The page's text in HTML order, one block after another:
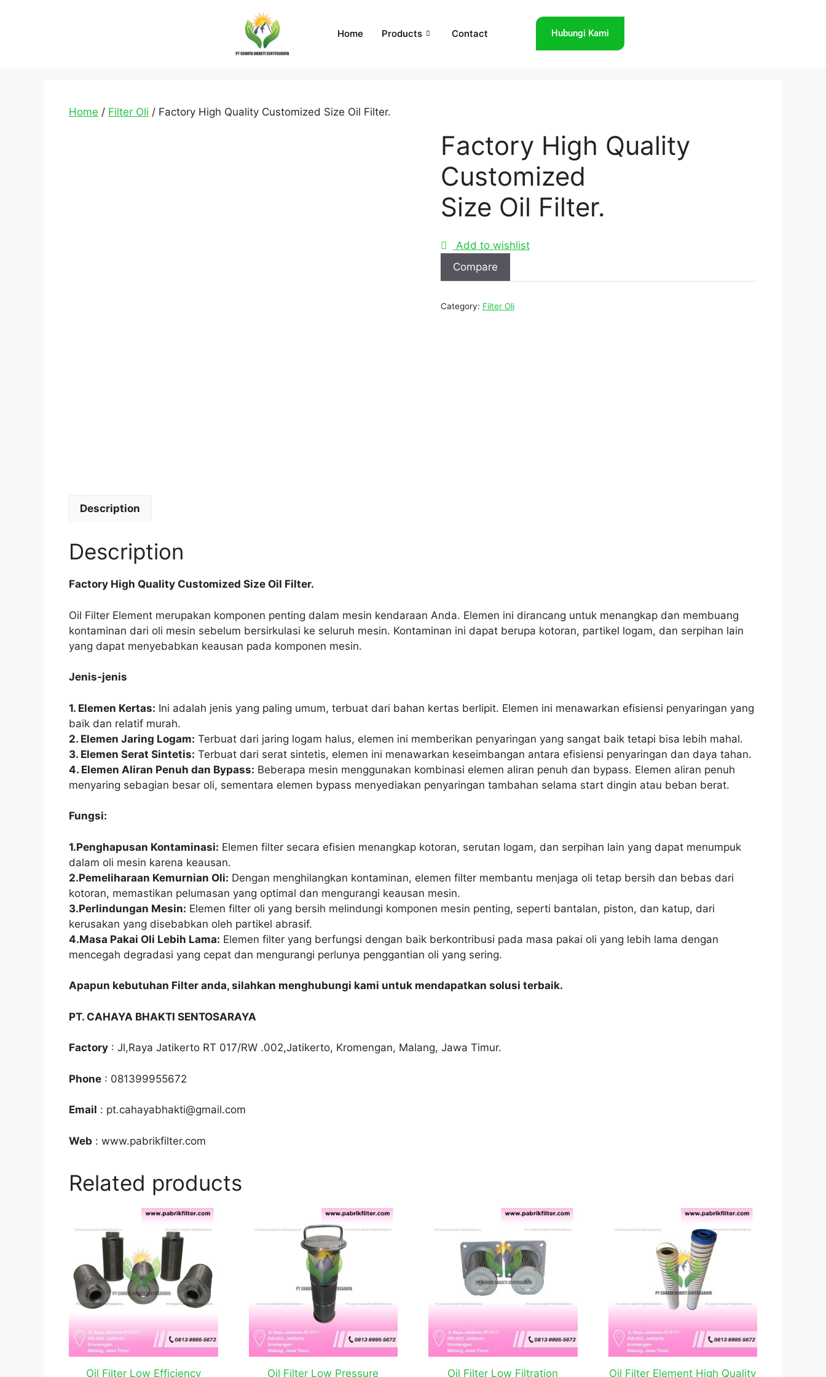
Home Products Contact Hubungi Kami
Home / Filter Oli / Factory High Quality Customized Size Oil Filter.
Factory High Quality
Customized
Size Oil Filter.
Add to wishlist
Compare
Category: Filter Oli
Description
Description
Factory High Quality Customized Size Oil Filter.
Oil Filter Element merupakan komponen penting dalam mesin kendaraan Anda. Elemen ini dirancang untuk menangkap dan membuang
kontaminan dari oli mesin sebelum bersirkulasi ke seluruh mesin. Kontaminan ini dapat berupa kotoran, partikel logam, dan serpihan lain
yang dapat menyebabkan keausan pada komponen mesin.
Jenis-jenis
1. Elemen Kertas: Ini adalah jenis yang paling umum, terbuat dari bahan kertas berlipit. Elemen ini menawarkan efisiensi penyaringan yang
baik dan relatif murah.
2. Elemen Jaring Logam: Terbuat dari jaring logam halus, elemen ini memberikan penyaringan yang sangat baik tetapi bisa lebih mahal.
3. Elemen Serat Sintetis: Terbuat dari serat sintetis, elemen ini menawarkan keseimbangan antara efisiensi penyaringan dan daya tahan.
4. Elemen Aliran Penuh dan Bypass: Beberapa mesin menggunakan kombinasi elemen aliran penuh dan bypass. Elemen aliran penuh
menyaring sebagian besar oli, sementara elemen bypass menyediakan penyaringan tambahan selama start dingin atau beban berat.
Fungsi:
1.Penghapusan Kontaminasi: Elemen filter secara efisien menangkap kotoran, serutan logam, dan serpihan lain yang dapat menumpuk
dalam oli mesin karena keausan.
2.Pemeliharaan Kemurnian Oli: Dengan menghilangkan kontaminan, elemen filter membantu menjaga oli tetap bersih dan bebas dari
kotoran, memastikan pelumasan yang optimal dan mengurangi keausan mesin.
3.Perlindungan Mesin: Elemen filter oli yang bersih melindungi komponen mesin penting, seperti bantalan, piston, dan katup, dari
kerusakan yang disebabkan oleh partikel abrasif.
4.Masa Pakai Oli Lebih Lama: Elemen filter yang berfungsi dengan baik berkontribusi pada masa pakai oli yang lebih lama dengan
mencegah degradasi yang cepat dan mengurangi perlunya penggantian oli yang sering.
Apapun kebutuhan Filter anda, silahkan menghubungi kami untuk mendapatkan solusi terbaik.
PT. CAHAYA BHAKTI SENTOSARAYA
Factory : Jl,Raya Jatikerto RT 017/RW .002,Jatikerto, Kromengan, Malang, Jawa Timur.
Phone : 081399955672
Email : pt.cahayabhakti@gmail.com
Web : www.pabrikfilter.com
Related products
Oil Filter Low Efficiency Oil Filter Low Pressure Oil Filter Low Filtration Oil Filter Element High Quality